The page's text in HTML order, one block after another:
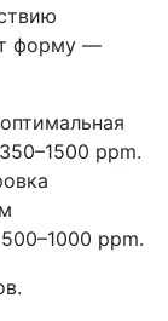
форму —
ppm.
ppm.